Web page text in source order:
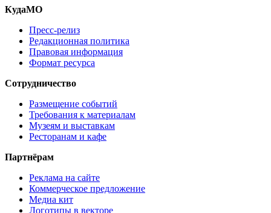
КудаМО
Пресс-релиз
Редакционная политика
Правовая информация
Формат ресурса
Сотрудничество
Размещение событий
Требования к материалам
Музеям и выставкам
Ресторанам и кафе
Партнёрам
Реклама на сайте
Коммерческое предложение
Медиа кит
Логотипы в векторе